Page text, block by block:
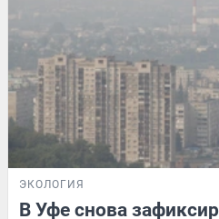
ЭКОЛОГИЯ
В Уфе снова